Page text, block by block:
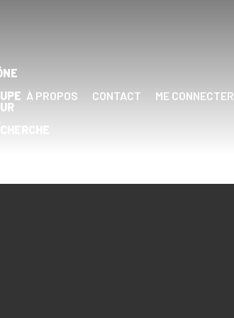
À PROPOS CONTACT ME CONNECTER